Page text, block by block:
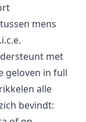
mens
met
geloven in full
alle
bevindt: